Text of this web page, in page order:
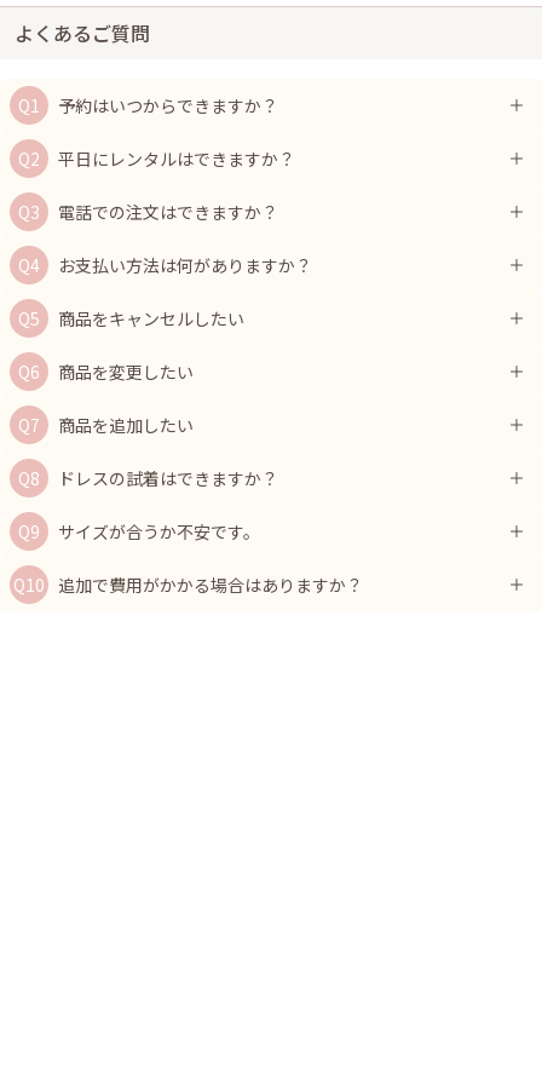
よくあるご質問
予約はいつからできますか？
平日にレンタルはできますか？
電話での注文はできますか？
お支払い方法は何がありますか？
商品をキャンセルしたい
商品を変更したい
商品を追加したい
ドレスの試着はできますか？
サイズが合うか不安です。
追加で費用がかかる場合はありますか？